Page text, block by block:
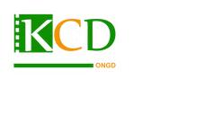
Skip to content
Skip to footer